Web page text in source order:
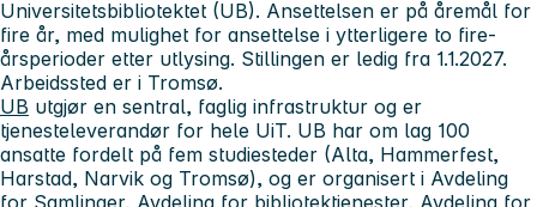
Universitetsbibliotektet (UB). Ansettelsen er på åremål for
fire år, med mulighet for ansettelse i ytterligere to fire-
årsperioder etter utlysing. Stillingen er ledig fra 1.1.2027.
Arbeidssted er i Tromsø.
UB utgjør en sentral, faglig infrastruktur og er
tjenesteleverandør for hele UiT. UB har om lag 100
ansatte fordelt på fem studiesteder (Alta, Hammerfest,
Harstad, Narvik og Tromsø), og er organisert i Avdeling
for Samlinger, Avdeling for bibliotektjenester, Avdeling for